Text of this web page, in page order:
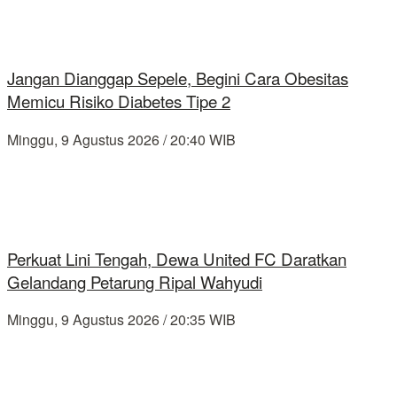
Jangan Dianggap Sepele, Begini Cara Obesitas
Memicu Risiko Diabetes Tipe 2
Minggu, 9 Agustus 2026 / 20:40 WIB
Perkuat Lini Tengah, Dewa United FC Daratkan
Gelandang Petarung Ripal Wahyudi
Minggu, 9 Agustus 2026 / 20:35 WIB